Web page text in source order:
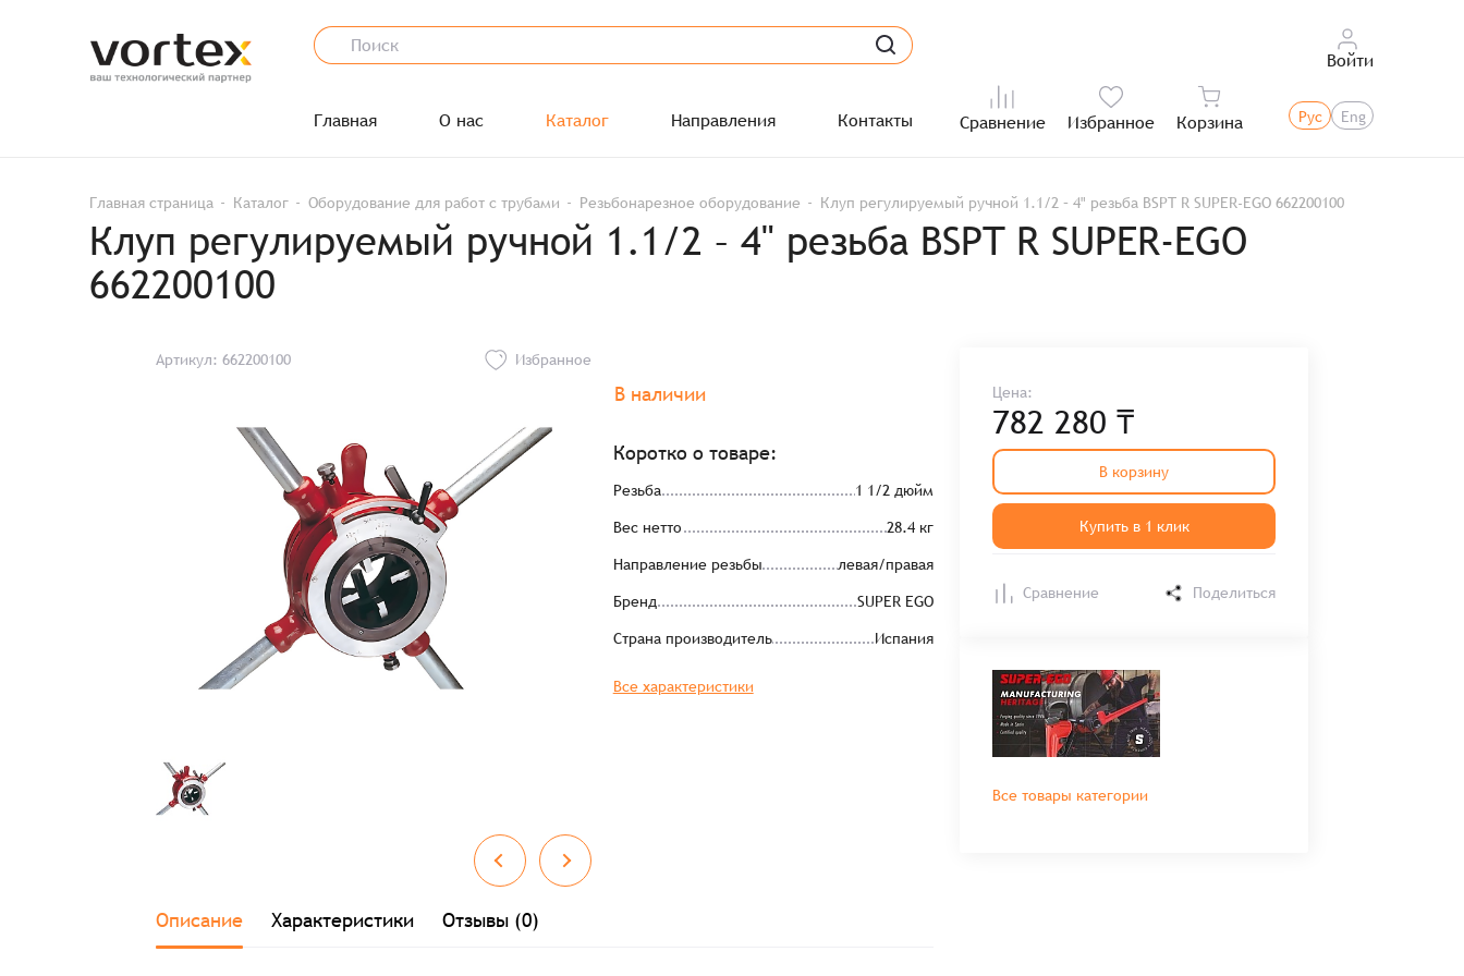
Войти
Главная О нас Каталог Направления Контакты Сравнение Избранное Корзина Рус Eng
Главная страница Каталог Оборудование для работ с трубами Резьбонарезное оборудование Клуп регулируемый ручной 1.1/2 – 4" резьба BSPT R SUPER-EGO 662200100
Клуп регулируемый ручной 1.1/2 – 4" резьба BSPT R SUPER-EGO
662200100
Артикул: 662200100 Избранное
В наличии
Коротко о товаре:
Резьба 1 1/2 дюйм
Вес нетто 28.4 кг
Направление резьбы левая/правая
Бренд SUPER EGO
Страна производитель Испания
Все характеристики
Цена:
782 280 ₸
В корзину
Купить в 1 клик
Сравнение Поделиться
Все товары категории
Описание Характеристики Отзывы (0)